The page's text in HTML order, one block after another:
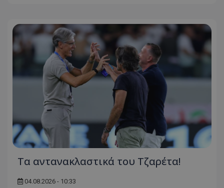
Τα αντανακλαστικά του Τζαρέτα!
04.08.2026 - 10:33